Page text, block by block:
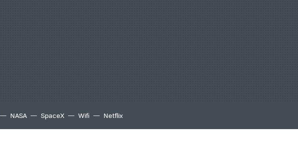
NASA SpaceX Wifi Netflix